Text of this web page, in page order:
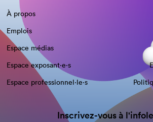
À propos
Emplois
Espace médias
Espace exposant·e⋅s
Espace professionnel·le⋅s
Inscrivez-vous à